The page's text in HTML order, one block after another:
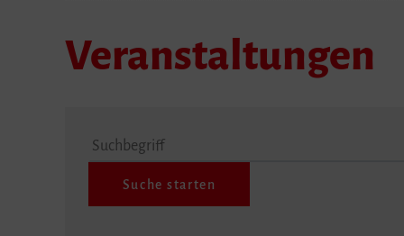
Veranstaltungen
Suchbegriff